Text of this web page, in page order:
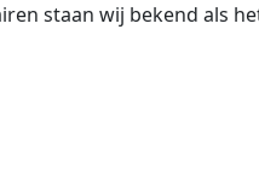
staan wij bekend als